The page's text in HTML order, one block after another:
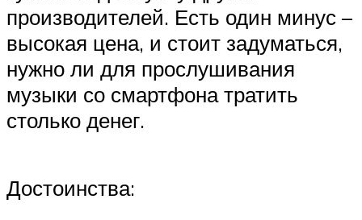
производителей. Есть один минус –
высокая цена, и стоит задуматься,
нужно ли для прослушивания
музыки со смартфона тратить
столько денег.
Достоинства: